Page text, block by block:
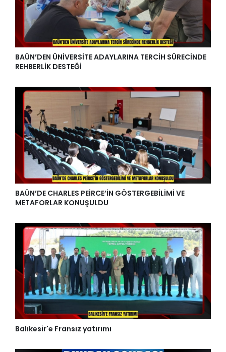
BAÜN’DEN ÜNİVERSİTE ADAYLARINA TERCİH SÜRECİNDE
REHBERLİK DESTEĞİ
BAÜN’DE CHARLES PEİRCE’İN GÖSTERGEBİLİMİ VE
METAFORLAR KONUŞULDU
Balıkesir'e Fransız yatırımı